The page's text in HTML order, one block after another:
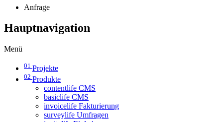
Anfrage
Hauptnavigation
Menü
01 Projekte
02 Produkte
contentlife CMS
basiclife CMS
invoicelife Fakturierung
surveylife Umfragen